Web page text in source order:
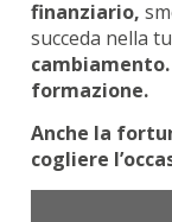
finanziario,
succeda nella
formazione.
Anche la
cogliere